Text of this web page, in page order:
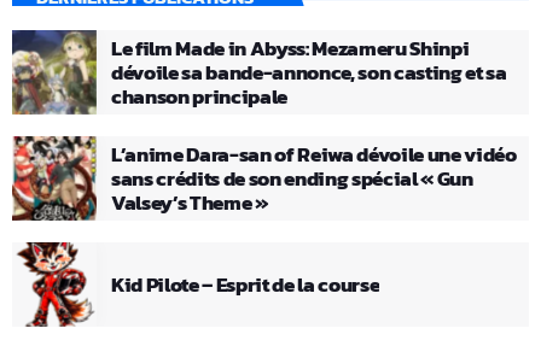
Le film Made in Abyss: Mezameru Shinpi
dévoile sa bande-annonce, son casting et sa
chanson principale
L’anime Dara-san of Reiwa dévoile une vidéo
sans crédits de son ending spécial « Gun
Valsey’s Theme »
Kid Pilote – Esprit de la course